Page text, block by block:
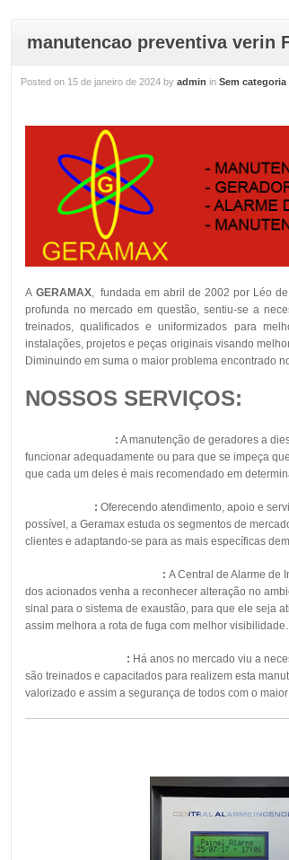
manutencao preventiva verin
Posted on 15 de janeiro de 2024 by admin in Sem categoria
A GERAMAX, fundada em abril de 2002 por Léo de
profunda no mercado em questão, sentiu-se a
treinados, qualificados e uniformizados para
instalações, projetos e peças originais visando
Diminuindo em suma o maior problema encontrado
NOSSOS SERVIÇOS:
: A manutenção de geradores a
funcionar adequadamente ou para que se impeça
que cada um deles é mais recomendado em
: Oferecendo atendimento, apoio e
possível, a Geramax estuda os segmentos de
clientes e adaptando-se para as mais específicas
: A Central de Alarme de
dos acionados venha a reconhecer alteração no
sinal para o sistema de exaustão, para que ele seja
assim melhora a rota de fuga com melhor visibilidade.
: Há anos no mercado viu a
são treinados e capacitados para realizem esta
valorizado e assim a segurança de todos com o